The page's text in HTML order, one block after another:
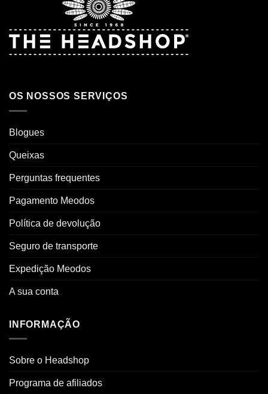
OS NOSSOS SERVIÇOS
Blogues
Queixas
Perguntas frequentes
Pagamento Meodos
Política de devolução
Seguro de transporte
Expedição Meodos
A sua conta
INFORMAÇÃO
Sobre o Headshop
Programa de afiliados